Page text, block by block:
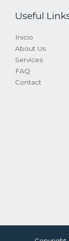
Useful
Inicio
About Us
Services
FAQ
Contact